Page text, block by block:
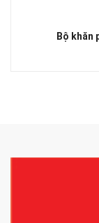
Bộ khăn